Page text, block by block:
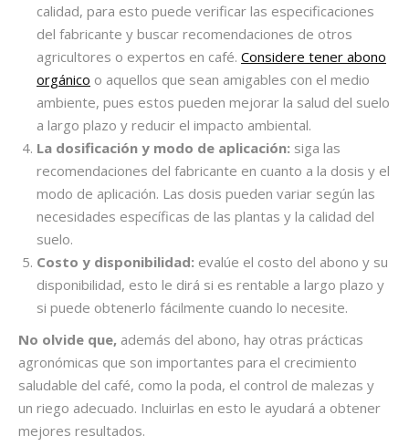
calidad, para esto puede verificar las especificaciones
del fabricante y buscar recomendaciones de otros
agricultores o expertos en café. Considere tener abono
orgánico o aquellos que sean amigables con el medio
ambiente, pues estos pueden mejorar la salud del suelo
a largo plazo y reducir el impacto ambiental.
La dosificación y modo de aplicación: siga las
recomendaciones del fabricante en cuanto a la dosis y el
modo de aplicación. Las dosis pueden variar según las
necesidades específicas de las plantas y la calidad del
suelo.
Costo y disponibilidad: evalúe el costo del abono y su
disponibilidad, esto le dirá si es rentable a largo plazo y
si puede obtenerlo fácilmente cuando lo necesite.
No olvide que, además del abono, hay otras prácticas
agronómicas que son importantes para el crecimiento
saludable del café, como la poda, el control de malezas y
un riego adecuado. Incluirlas en esto le ayudará a obtener
mejores resultados.